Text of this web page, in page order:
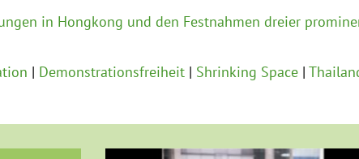
in Hongkong und den Festnahmen dreier
Demonstrationsfreiheit Shrinking Space